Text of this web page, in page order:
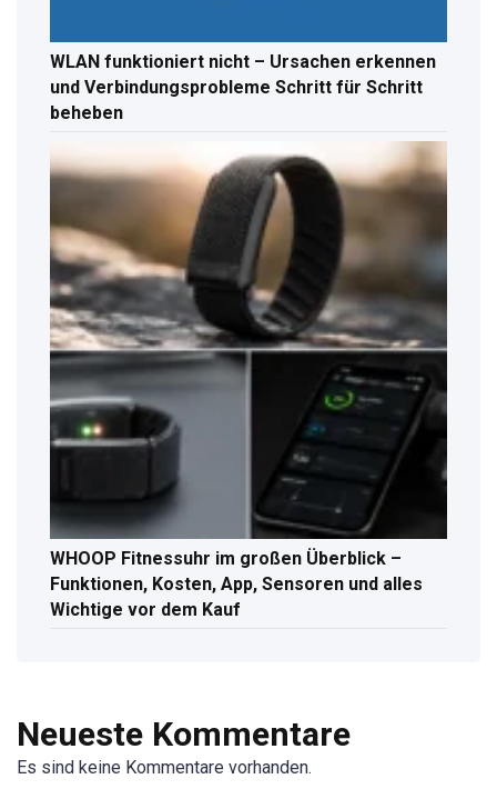
WLAN funktioniert nicht – Ursachen erkennen
und Verbindungsprobleme Schritt für Schritt
beheben
WHOOP Fitnessuhr im großen Überblick –
Funktionen, Kosten, App, Sensoren und alles
Wichtige vor dem Kauf
Neueste Kommentare
Es sind keine Kommentare vorhanden.